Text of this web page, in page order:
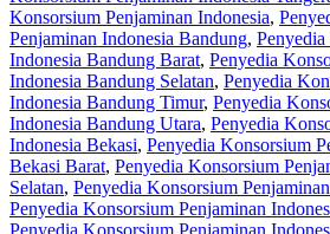
Konsorsium Penjaminan Indonesia,
Penjaminan Indonesia Bandung,
Indonesia Bandung Barat, Penyedia
Indonesia Bandung Selatan, Penyedia
Indonesia Bandung Timur, Penyedia
Indonesia Bandung Utara, Penyedia
Indonesia Bekasi, Penyedia Konsorsium
Bekasi Barat, Penyedia Konsorsium
Selatan, Penyedia Konsorsium
Penyedia Konsorsium Penjaminan
Penyedia Konsorsium Penjaminan